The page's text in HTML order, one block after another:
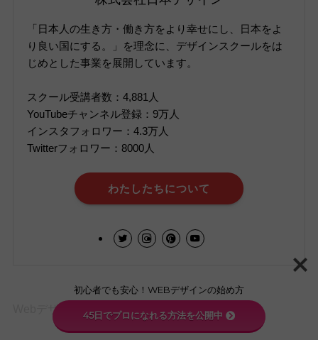
「日本人の生き方・働き方をより幸せにし、日本をよ
り良い国にする。」を理念に、デザインスクールをは
じめとした事業を展開しています。
スクール受講者数：4,881人
YouTubeチャンネル登録：9万人
インスタフォロワー：4.3万人
Twitterフォロワー：8000人
わたしたちについて
Webデザインスクール【デザスク】とは
初心者でも安心！WEBデザインの始め方
45日でプロになれる方法を公開中